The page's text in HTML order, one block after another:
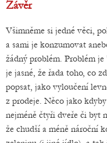
Závěr
Všimněme si jedné věci,
a sami je konzumovat
žádný problém. Problém
je jasné, že řada toho, co
popsat, jako vyloučení
z prodeje. Něco jako
nejméně čtyři dveře či byt
že chudší a méně nároční